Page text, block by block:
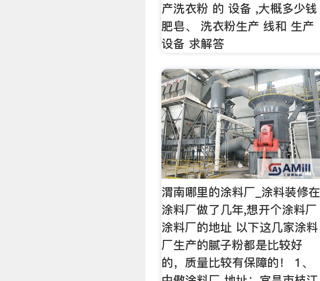
产洗衣粉 的 设备 ,大概多少钱
肥皂、 洗衣粉生产 线和 生产
设备 求解答
渭南哪里的涂料厂_涂料装修在
涂料厂做了几年,想开个涂料厂
涂料厂的地址 以下这几家涂料
厂生产的腻子粉都是比较好
的，质量比较有保障的！ 1、